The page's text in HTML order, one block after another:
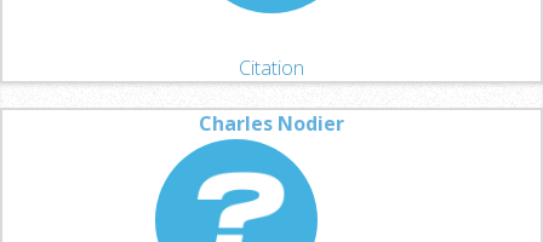
Citation
Charles Nodier